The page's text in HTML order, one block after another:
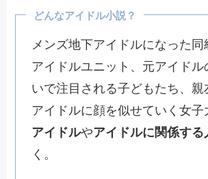
どんなアイドル小説？
メンズ地下アイドルになった同
アイドルユニット、元アイドル
いで注目される子どもたち、親
アイドルに顔を似せていく女子
アイドルやアイドルに関係する
く。